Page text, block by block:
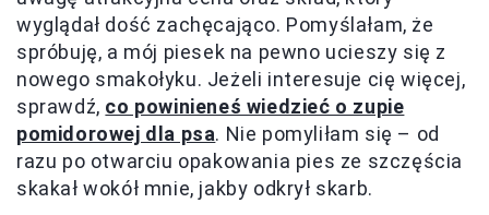
wyglądał dość zachęcająco. Pomyślałam, że
spróbuję, a mój piesek na pewno ucieszy się z
nowego smakołyku. Jeżeli interesuje cię więcej,
sprawdź, co powinieneś wiedzieć o zupie
pomidorowej dla psa. Nie pomyliłam się – od
razu po otwarciu opakowania pies ze szczęścia
skakał wokół mnie, jakby odkrył skarb.